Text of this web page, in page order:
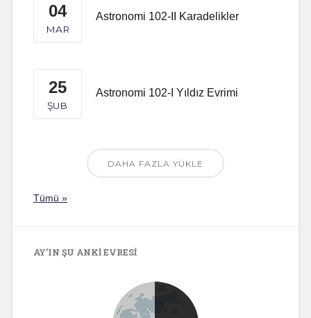
04
MAR
Astronomi 102-II Karadelikler
25
ŞUB
Astronomi 102-I Yıldız Evrimi
DAHA FAZLA YÜKLE
Tümü »
AY’IN ŞU ANKI EVRESI